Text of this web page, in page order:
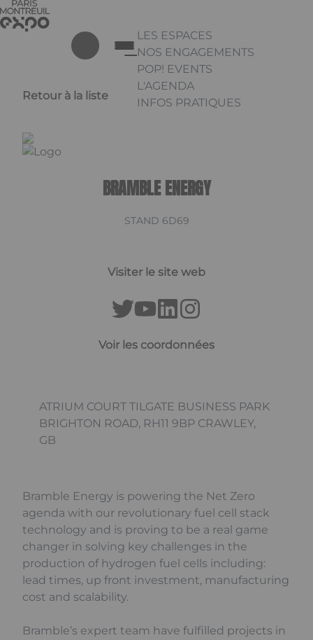
Aller au contenu principal
LES ESPACES
NOS ENGAGEMENTS
POP! EVENTS
L'AGENDA
INFOS PRATIQUES
Retour à la liste
BRAMBLE ENERGY
STAND 6D69
Visiter le site web
Voir les coordonnées
ATRIUM COURT TILGATE BUSINESS PARK
BRIGHTON ROAD, RH11 9BP CRAWLEY,
GB
Bramble Energy is powering the Net Zero
agenda with our revolutionary fuel cell stack
technology and is proving to be a real game
changer in solving key challenges in the
production of hydrogen fuel cells including:
lead times, up front investment, manufacturing
cost and scalability.
Bramble’s expert team have fulfilled projects in
Panneau de gestion des cookies